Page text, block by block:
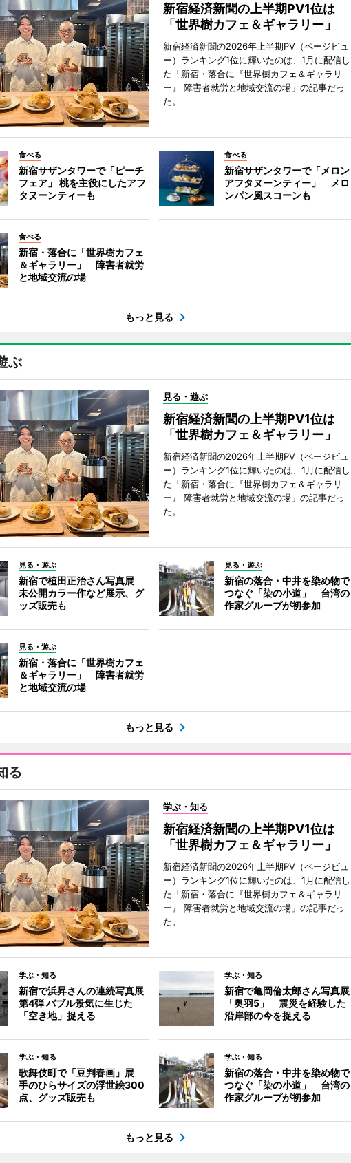
新宿経済新聞の上半期PV1位は
「世界樹カフェ＆ギャラリー」
新宿経済新聞の2026年上半期PV（ページビュ
ー）ランキング1位に輝いたのは、1月に配信し
た「新宿・落合に『世界樹カフェ＆ギャラリ
ー』 障害者就労と地域交流の場」の記事だっ
た。
食べる
新宿サザンタワーで「ピーチ
フェア」 桃を主役にしたアフ
タヌーンティーも
食べる
新宿サザンタワーで「メロン
アフタヌーンティー」 メロ
ンパン風スコーンも
食べる
新宿・落合に「世界樹カフェ
＆ギャラリー」 障害者就労
と地域交流の場
もっと見る
ぶ
見る・遊ぶ
新宿経済新聞の上半期PV1位は
「世界樹カフェ＆ギャラリー」
新宿経済新聞の2026年上半期PV（ページビュ
ー）ランキング1位に輝いたのは、1月に配信し
た「新宿・落合に『世界樹カフェ＆ギャラリ
ー』 障害者就労と地域交流の場」の記事だっ
た。
見る・遊ぶ
新宿で植田正治さん写真展
未公開カラー作など展示、グ
ッズ販売も
見る・遊ぶ
新宿の落合・中井を染め物で
つなぐ「染の小道」 台湾の
作家グループが初参加
見る・遊ぶ
新宿・落合に「世界樹カフェ
＆ギャラリー」 障害者就労
と地域交流の場
もっと見る
る
学ぶ・知る
新宿経済新聞の上半期PV1位は
「世界樹カフェ＆ギャラリー」
新宿経済新聞の2026年上半期PV（ページビュ
ー）ランキング1位に輝いたのは、1月に配信し
た「新宿・落合に『世界樹カフェ＆ギャラリ
ー』 障害者就労と地域交流の場」の記事だっ
た。
学ぶ・知る
新宿で浜昇さんの連続写真展
第4弾 バブル景気に生じた
「空き地」捉える
学ぶ・知る
新宿で亀岡倫太郎さん写真展
「奥羽5」 震災を経験した
沿岸部の今を捉える
学ぶ・知る
歌舞伎町で「豆判春画」展
手のひらサイズの浮世絵300
点、グッズ販売も
学ぶ・知る
新宿の落合・中井を染め物で
つなぐ「染の小道」 台湾の
作家グループが初参加
もっと見る